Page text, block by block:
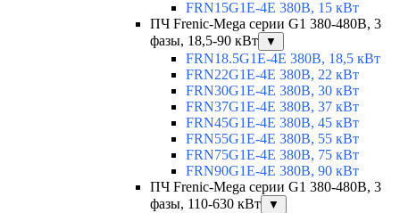
FRN15G1E-4E 380В, 15 кВт
ПЧ Frenic-Mega серии G1 380-480В, 3
фазы, 18,5-90 кВт
▼
FRN18.5G1E-4E 380В, 18,5 кВт
FRN22G1E-4E 380В, 22 кВт
FRN30G1E-4E 380В, 30 кВт
FRN37G1E-4E 380В, 37 кВт
FRN45G1E-4E 380В, 45 кВт
FRN55G1E-4E 380В, 55 кВт
FRN75G1E-4E 380В, 75 кВт
FRN90G1E-4E 380В, 90 кВт
ПЧ Frenic-Mega серии G1 380-480В, 3
фазы, 110-630 кВт
▼